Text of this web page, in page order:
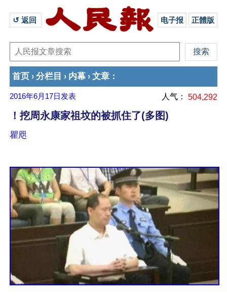
↺ 返回 电子报 正體版
首页 › 分栏目 › 内幕 › 文章 ：
2016年6月17日 发表 人气： 504,292
！挖周永康家祖坟的被抓住了(多图)
瞿咫